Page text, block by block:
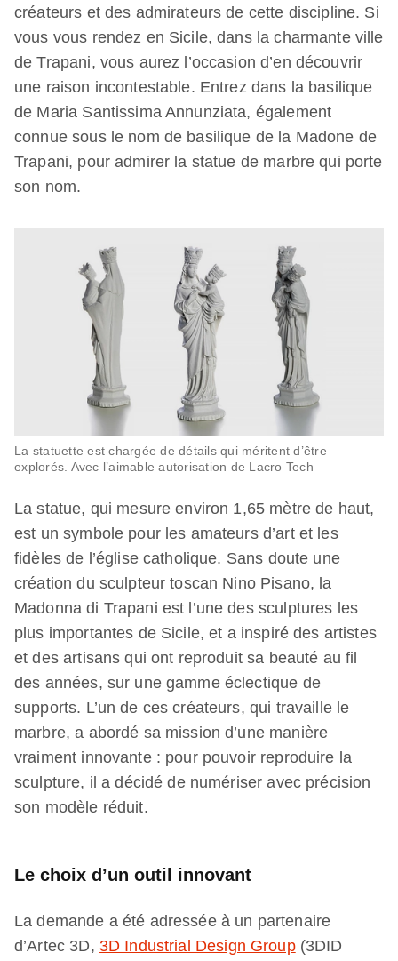
créateurs et des admirateurs de cette discipline. Si
vous vous rendez en Sicile, dans la charmante ville
de Trapani, vous aurez l’occasion d’en découvrir
une raison incontestable. Entrez dans la basilique
de Maria Santissima Annunziata, également
connue sous le nom de basilique de la Madone de
Trapani, pour admirer la statue de marbre qui porte
son nom.
La statuette est chargée de détails qui méritent d’être
explorés. Avec l’aimable autorisation de Lacro Tech
La statue, qui mesure environ 1,65 mètre de haut,
est un symbole pour les amateurs d’art et les
fidèles de l’église catholique. Sans doute une
création du sculpteur toscan Nino Pisano, la
Madonna di Trapani est l’une des sculptures les
plus importantes de Sicile, et a inspiré des artistes
et des artisans qui ont reproduit sa beauté au fil
des années, sur une gamme éclectique de
supports. L’un de ces créateurs, qui travaille le
marbre, a abordé sa mission d’une manière
vraiment innovante : pour pouvoir reproduire la
sculpture, il a décidé de numériser avec précision
son modèle réduit.
Le choix d’un outil innovant
La demande a été adressée à un partenaire
d’Artec 3D, 3D Industrial Design Group(3DID